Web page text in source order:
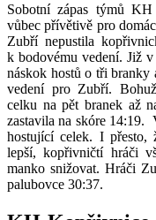
Sobotní zápas týmů
vůbec přívětivě pro
Zubří nepustila
k bodovému vedení. Již
náskok hostů o tři branky
vedení pro Zubří.
celku na pět branek až
zastavila na skóre 14:19.
hostující celek. I přesto,
lepší, kopřivničtí hráči
manko snižovat. Hráči
palubovce 30:37.